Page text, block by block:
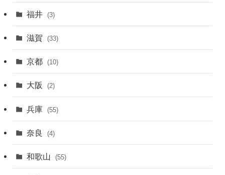
福井 (3)
滋賀 (33)
京都 (10)
大阪 (2)
兵庫 (55)
奈良 (4)
和歌山 (55)